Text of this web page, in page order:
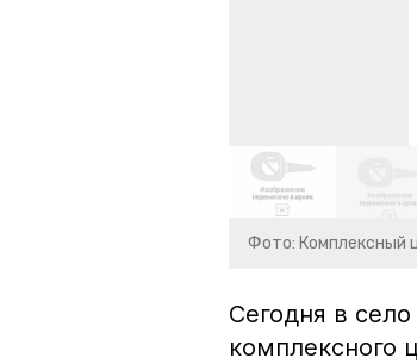
Фото: Комплексный
Сегодня в
комплексного